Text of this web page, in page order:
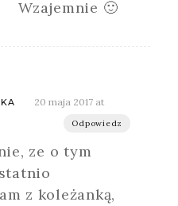
Wzajemnie 🙂
20 maja 2017 at
Odpowiedz
ze o tym
z koleżanką,